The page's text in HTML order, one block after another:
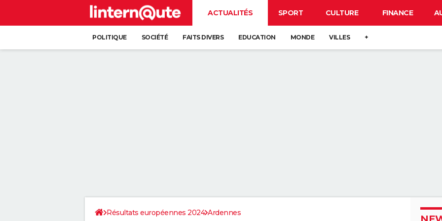
ACTUALITÉS SPORT CULTURE FINANCE
POLITIQUE SOCIÉTÉ FAITS DIVERS EDUCATION MONDE VILLES +
Résultats européennes 2024 Ardennes